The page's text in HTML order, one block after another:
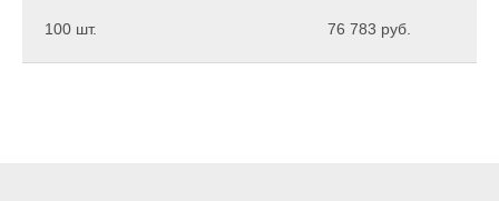
100 шт. 76 783 руб.